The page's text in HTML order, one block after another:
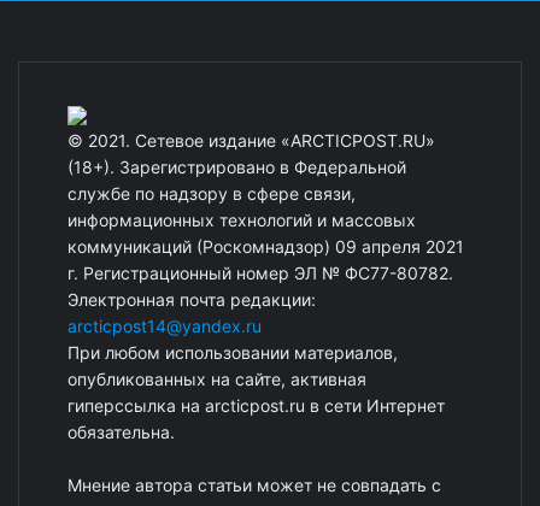
© 2021. Сетевое издание «ARCTICPOST.RU»
(18+). Зарегистрировано в Федеральной
службе по надзору в сфере связи,
информационных технологий и массовых
коммуникаций (Роскомнадзор) 09 апреля 2021
г. Регистрационный номер ЭЛ № ФС77-80782.
Электронная почта редакции:
arcticpost14@yandex.ru
При любом использовании материалов,
опубликованных на сайте, активная
гиперссылка на arcticpost.ru в сети Интернет
обязательна.
Мнение автора статьи может не совпадать с